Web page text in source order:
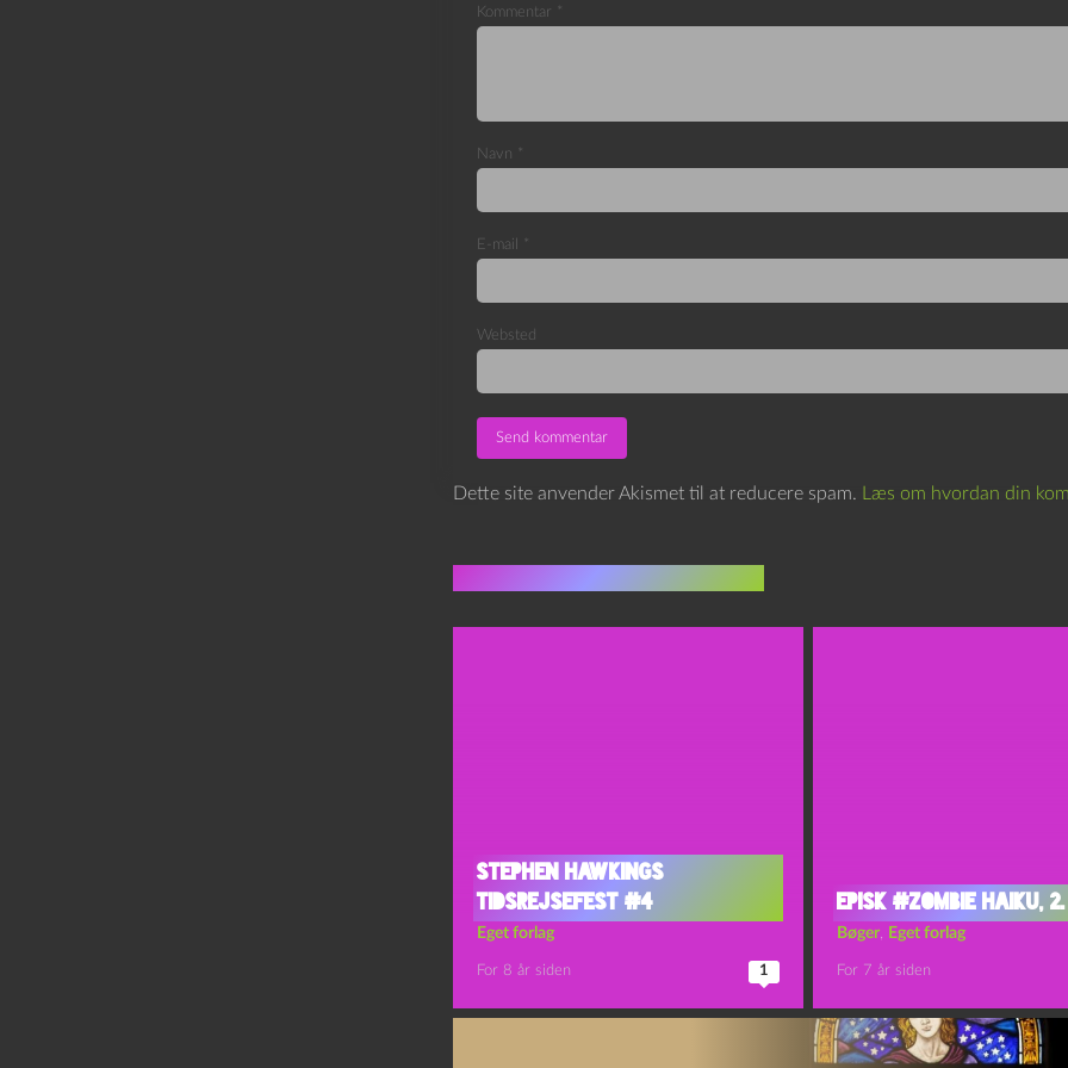
Kommentar *
Navn *
E-mail *
Websted
Dette site anvender Akismet til at reducere spam. Læs om hvordan din
Stephen Hawkings
tidsrejsefest #4
Eget forlag
For 8 år siden 1
Episk #zombie haiku,
Bøger, Eget forlag
For 7 år siden